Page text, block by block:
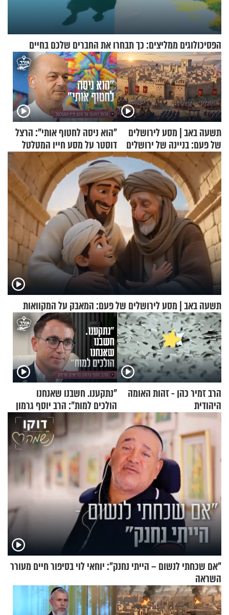
הפסיכולוגים ממליצים: כך תבחרו את החברים שלכם בחיים
תשעה באב | מסע לירושלים
של פעם: בניינה של ירושלים
"הוא ניסה לחטוף אותי": הרצל
דוסטר על מסע חייו המטלטל
תשעה באב | מסע לירושלים של פעם: המאבק על המקוואות
הרב זמיר כהן - זהות האומה
היהודית
"נתקענו. חשבנו שאנחנו
הולכים למות": הרב יוסף גרמון
בריאיון מרתק
"אם שכחתי לנשום – הייתי נחנק": יוחאי לוי בסיפור חיים מעורר
השראה